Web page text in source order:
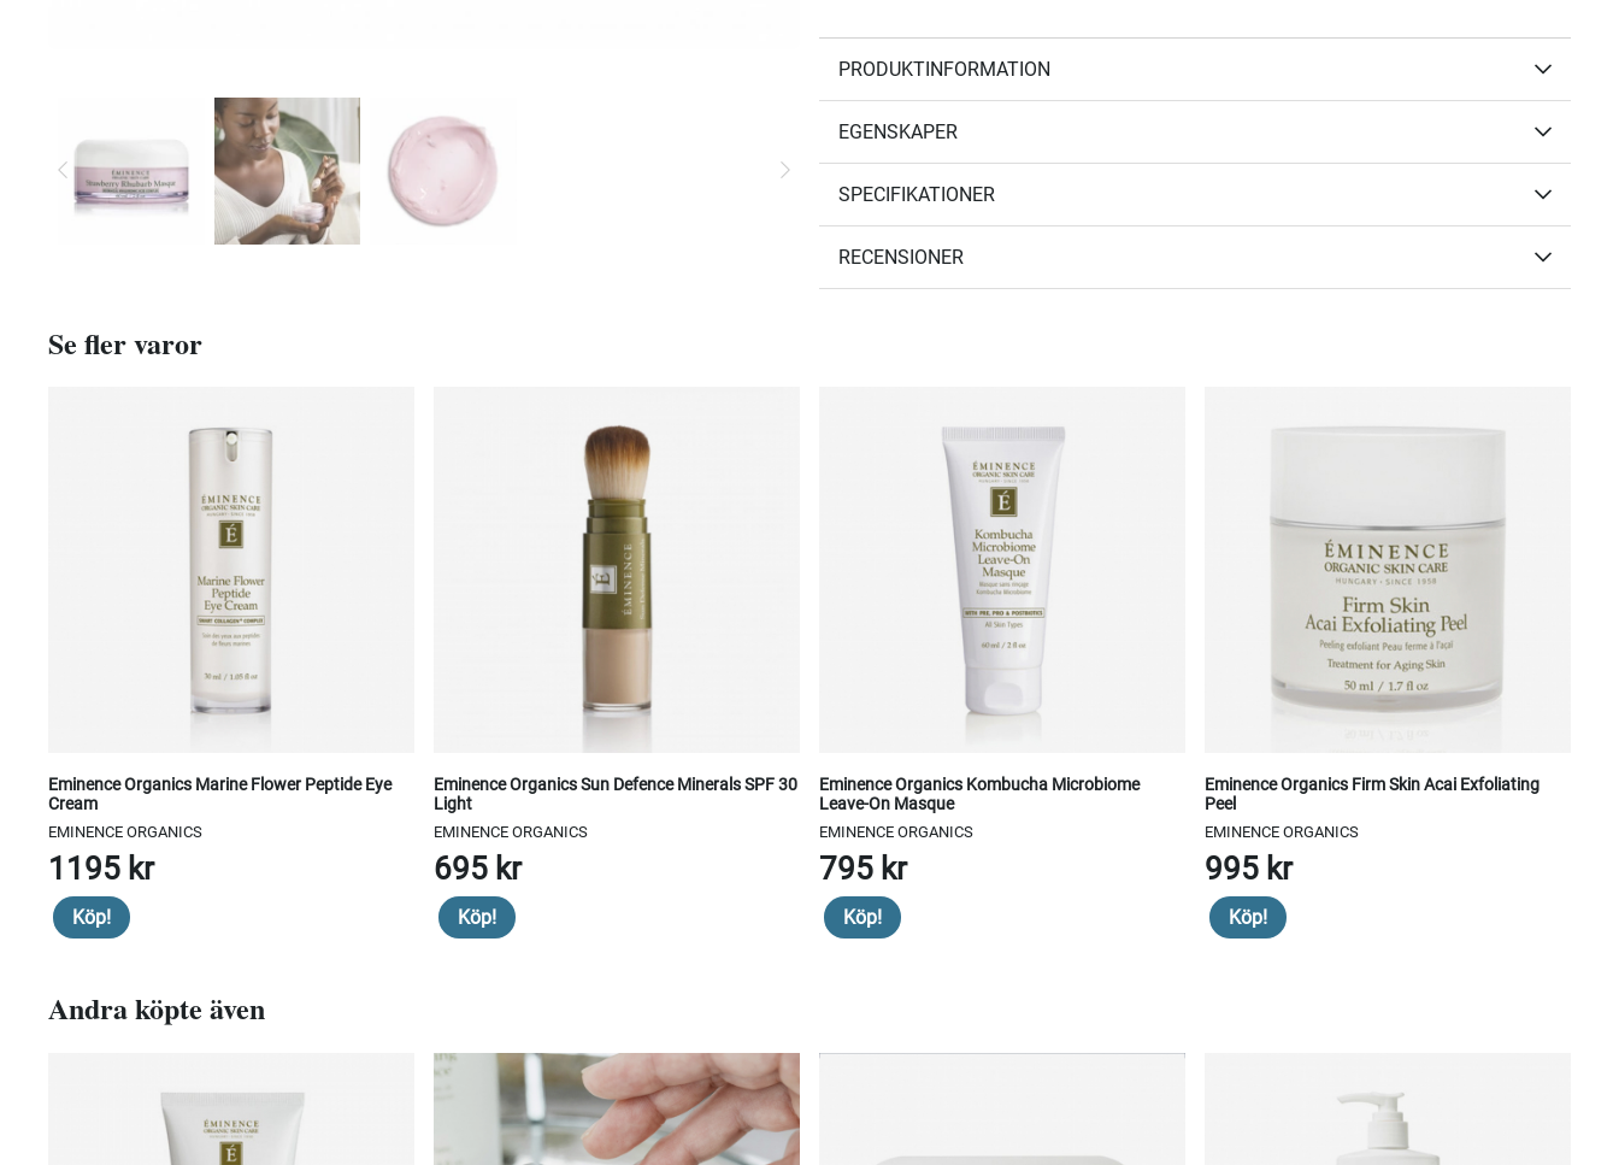
PRODUKTINFORMATION
EGENSKAPER
SPECIFIKATIONER
RECENSIONER
Se fler varor
Eminence Organics Marine Flower Peptide Eye
Cream
EMINENCE ORGANICS
1195 kr
Köp!
Eminence Organics Sun Defence Minerals SPF 30
Light
EMINENCE ORGANICS
695 kr
Köp!
Eminence Organics Kombucha Microbiome
Leave-On Masque
EMINENCE ORGANICS
795 kr
Köp!
Eminence Organics Firm Skin Acai Exfoliating
Peel
EMINENCE ORGANICS
995 kr
Köp!
Andra köpte även